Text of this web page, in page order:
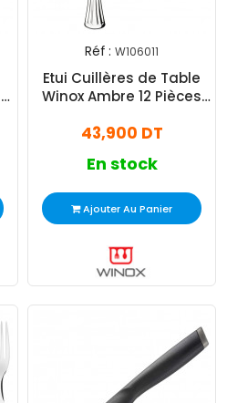
Réf : W106011
Etui Cuillères de Table
Winox Ambre 12 Pièces
43,900 DT
En stock
Ajouter Au Panier